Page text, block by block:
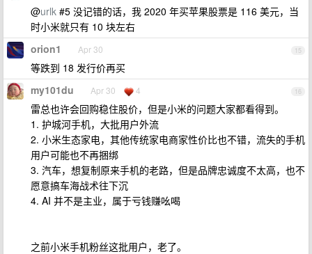
@urlk #5 没记错的话，我 2020 年买苹果股票是 116 美元，当
时小米就只有 10 块左右
15
orion1 Apr 30
等跌到 18 发行价再买
16
my101du Apr 30 4
雷总也许会回购稳住股价，但是小米的问题大家都看得到。
1. 护城河手机，大批用户外流
2. 小米生态家电，其他传统家电商家性价比也不错，流失的手机
用户可能也不再捆绑
3. 汽车，想复制原来手机的老路，但是品牌忠诚度不太高，也不
愿意搞车海战术往下沉
4. AI 并不是主业，属于亏钱赚吆喝
之前小米手机粉丝这批用户，老了。